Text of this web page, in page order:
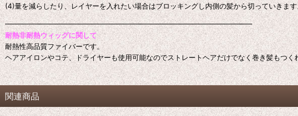
(4)量を減らしたり、レイヤーを入れたい場合はブロッキングし内側の髪から切っていきま
━━━━━━━━━━━━━━━━━━━━━━━━━━━━━━━━━━━
耐熱非耐熱ウィッグに関して
耐熱性高品質ファイバーです。
ヘアアイロンやコテ、ドライヤーも使用可能なのでストレートヘアだけでなく巻き髪もつく
関連商品